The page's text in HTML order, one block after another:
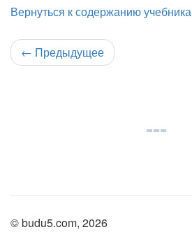
Вернуться к содержанию учебника
← Предыдущее
© budu5.com, 2026